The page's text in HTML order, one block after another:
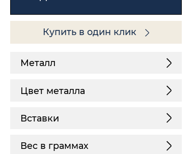
Купить в один клик
Металл
Цвет металла
Вставки
Вес в граммах